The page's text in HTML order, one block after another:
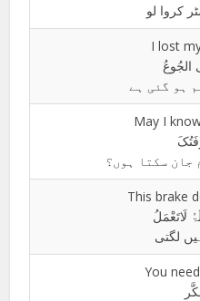
کروا لو
I lost
ہو گئی ہے
May I
جان سکتا ہوں؟
This brake
لَاتَعْمَلُ
لگتی
You